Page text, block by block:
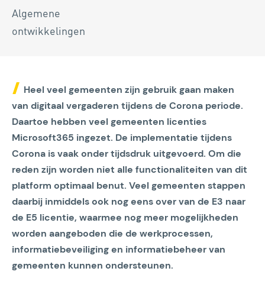
Algemene
ontwikkelingen
Heel veel gemeenten zijn gebruik gaan maken
van digitaal vergaderen tijdens de Corona periode.
Daartoe hebben veel gemeenten licenties
Microsoft365 ingezet. De implementatie tijdens
Corona is vaak onder tijdsdruk uitgevoerd. Om die
reden zijn worden niet alle functionaliteiten van dit
platform optimaal benut. Veel gemeenten stappen
daarbij inmiddels ook nog eens over van de E3 naar
de E5 licentie, waarmee nog meer mogelijkheden
worden aangeboden die de werkprocessen,
informatiebeveiliging en informatiebeheer van
gemeenten kunnen ondersteunen.